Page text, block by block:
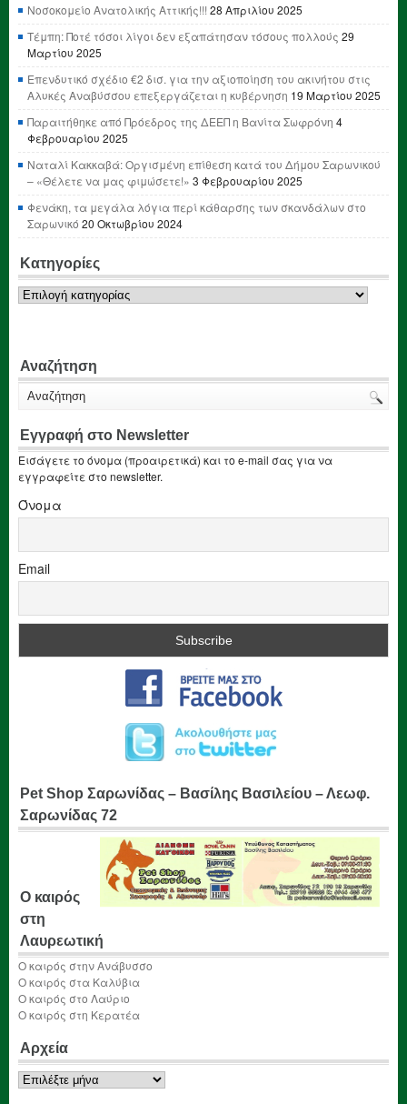
Νοσοκομείο Ανατολικής Αττικής!!! 28 Απριλίου 2025
Τέμπη: Ποτέ τόσοι λίγοι δεν εξαπάτησαν τόσους πολλούς 29
Μαρτίου 2025
Επενδυτικό σχέδιο €2 δισ. για την αξιοποίηση του ακινήτου στις
Αλυκές Αναβύσσου επεξεργάζεται η κυβέρνηση 19 Μαρτίου 2025
Παραιτήθηκε από Πρόεδρος της ΔΕΕΠ η Βανίτα Σωφρόνη 4
Φεβρουαρίου 2025
Ναταλί Κακκαβά: Οργισμένη επίθεση κατά του Δήμου Σαρωνικού
– «Θέλετε να μας φιμώσετε!» 3 Φεβρουαρίου 2025
Φενάκη, τα μεγάλα λόγια περί κάθαρσης των σκανδάλων στο
Σαρωνικό 20 Οκτωβρίου 2024
Κατηγορίες
Κατηγορίες
Αναζήτηση
Εγγραφή στο Newsletter
Εισάγετε το όνομα (προαιρετικά) και το e-mail σας για να
εγγραφείτε στο newsletter.
Όνομα
Email
Pet Shop Σαρωνίδας – Βασίλης Βασιλείου – Λεωφ.
Σαρωνίδας 72
Ο καιρός
στη
Λαυρεωτική
Ο καιρός στην Ανάβυσσο
Ο καιρός στα Καλύβια
Ο καιρός στο Λαύριο
Ο καιρός στη Κερατέα
Αρχεία
Αρχεία